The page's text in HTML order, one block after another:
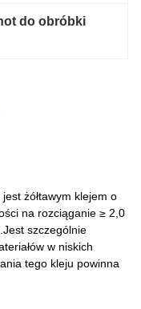
do obróbki
żółtawym klejem o
na rozciąganie ≥ 2,0
szczególnie
w niskich
tego kleju powinna